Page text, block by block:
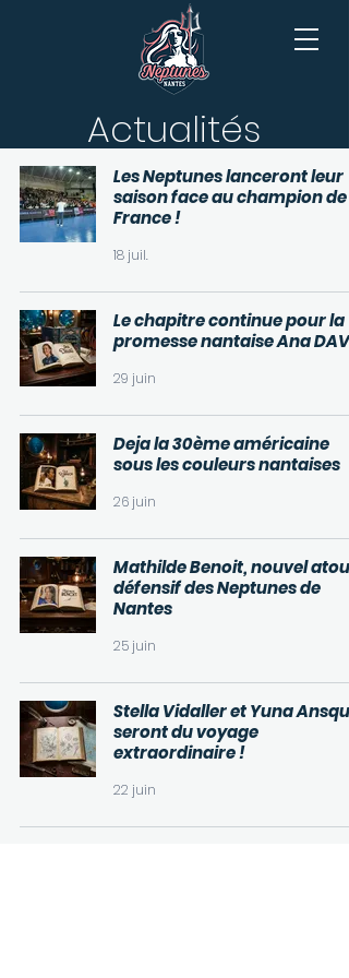
Actualités
Les Neptunes lanceront leur
saison face au champion de
France !
18 juil.
Le chapitre continue pour la
promesse nantaise Ana
29 juin
Deja la 30ème américaine
sous les couleurs nantaises
26 juin
Mathilde Benoit, nouvel atout
défensif des Neptunes de
Nantes
25 juin
Stella Vidaller et Yuna
seront du voyage
extraordinaire !
22 juin